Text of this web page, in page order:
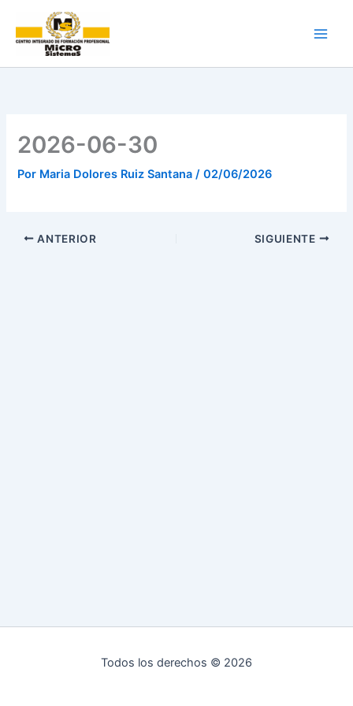
contenido
2026-06-30
Por Maria Dolores Ruiz Santana/02/06/2026
ANTERIOR SIGUIENTE
Todos los derechos © 2026